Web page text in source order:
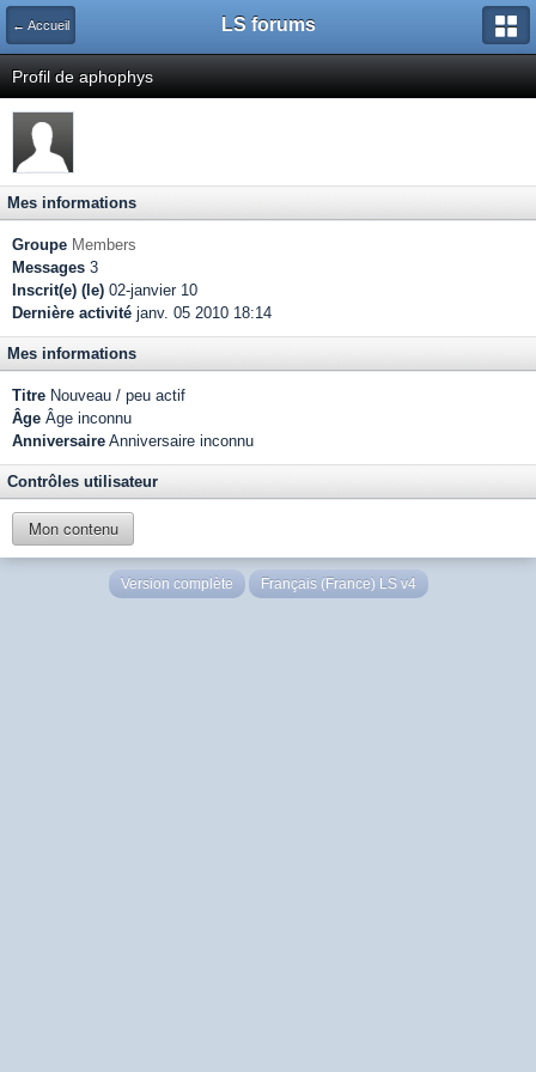
← Accueil LS forums
Profil de aphophys
Mes informations
Groupe Members
Messages 3
Inscrit(e) (le) 02-janvier 10
Dernière activité janv. 05 2010 18:14
Mes informations
Titre Nouveau / peu actif
Âge Âge inconnu
Anniversaire Anniversaire inconnu
Contrôles utilisateur
Mon contenu
Version complète Français (France) LS v4